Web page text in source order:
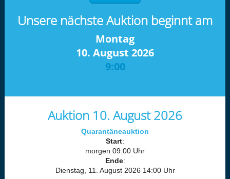
Unsere nächste Auktion beginnt am
Montag
10. August 2026
9:00
Auktion 10. August 2026
Quarantäneauktion
Start:
morgen 09:00 Uhr
Ende:
Dienstag, 11. August 2026 14:00 Uhr